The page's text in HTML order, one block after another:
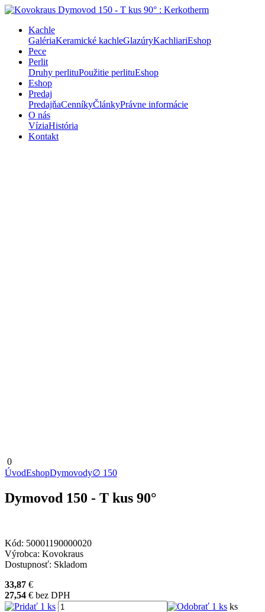
Kachle
GalériaKeramické kachleGlazúryKachliariEshop
Pece
Perlit
Druhy perlituPoužitie perlituEshop
Eshop
Predaj
PredajňaCenníkyČlánkyPrávne informácie
O nás
VíziaHistória
Kontakt
0
ÚvodEshopDymovody∅ 150
Dymovod 150 - T kus 90°
Kód: 50001190000020
Výrobca: Kovokraus
Dostupnosť: Skladom
33,87 €
27,54 € bez DPH
ks